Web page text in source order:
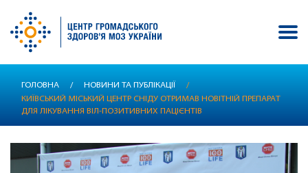
ГОЛОВНА / НОВИНИ ТА ПУБЛІКАЦІЇ
/
КИЇВСЬКИЙ МІСЬКИЙ ЦЕНТР СНІДУ ОТРИМАВ НОВІТНІЙ ПРЕПАРАТ
ДЛЯ ЛІКУВАННЯ ВІЛ-ПОЗИТИВНИХ ПАЦІЄНТІВ